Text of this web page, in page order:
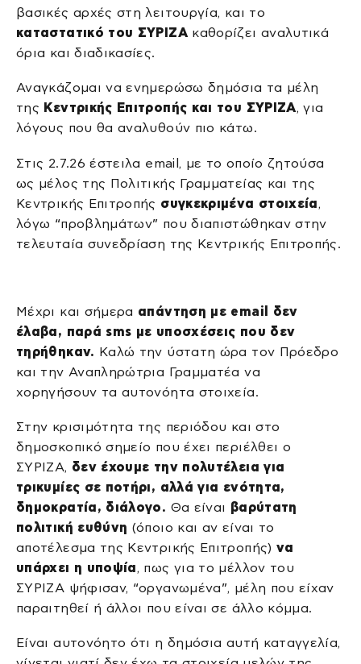
βασικές αρχές στη λειτουργία, και το
καταστατικό του ΣΥΡΙΖΑκαθορίζει αναλυτικά
όρια και διαδικασίες.
Αναγκάζομαι να ενημερώσω δημόσια τα μέλη
της Κεντρικής Επιτροπής και του ΣΥΡΙΖΑ, για
λόγους που θα αναλυθούν πιο κάτω.
Στις 2.7.26 έστειλα email, με το οποίο ζητούσα
ως μέλος της Πολιτικής Γραμματείας και της
Κεντρικής Επιτροπής συγκεκριμένα στοιχεία,
λόγω “προβλημάτων” που διαπιστώθηκαν στην
τελευταία συνεδρίαση της Κεντρικής Επιτροπής.
Μέχρι και σήμερα απάντηση με email δεν
έλαβα, παράsms με υποσχέσεις που δεν
τηρήθηκαν. Καλώ την ύστατη ώρα τον Πρόεδρο
και την Αναπληρώτρια Γραμματέα να
χορηγήσουν τα αυτονόητα στοιχεία.
Στην κρισιμότητα της περιόδου και στο
δημοσκοπικό σημείο που έχει περιέλθει ο
ΣΥΡΙΖΑ, δεν έχουμε την πολυτέλεια για
τρικυμίες σε ποτήρι, αλλά για ενότητα,
δημοκρατία, διάλογο. Θα είναι βαρύτατη
πολιτική ευθύνη (όποιο και αν είναι το
αποτέλεσμα της Κεντρικής Επιτροπής) να
υπάρχει η υποψία, πως για το μέλλον του
ΣΥΡΙΖΑ ψήφισαν, “οργανωμένα”, μέλη που είχαν
παραιτηθεί ή άλλοι που είναι σε άλλο κόμμα.
Είναι αυτονόητο ότι η δημόσια αυτή καταγγελία,